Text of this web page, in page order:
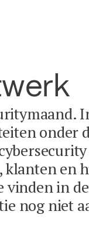
onder
klanten en
in
nog niet